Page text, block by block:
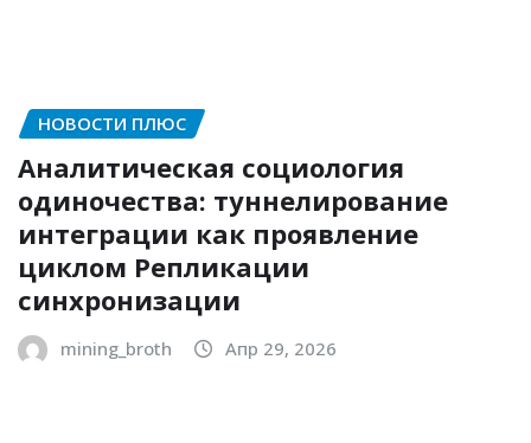
НОВОСТИ ПЛЮС
Аналитическая социология
одиночества: туннелирование
интеграции как проявление
циклом Репликации
синхронизации
mining_broth Апр 29, 2026